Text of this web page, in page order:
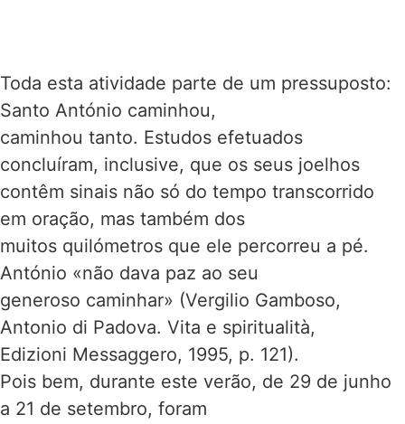
Toda esta atividade parte de um pressuposto:
Santo António caminhou,
caminhou tanto. Estudos efetuados
concluíram, inclusive, que os seus joelhos
contêm sinais não só do tempo transcorrido
em oração, mas também dos
muitos quilómetros que ele percorreu a pé.
António «não dava paz ao seu
generoso caminhar» (Vergilio Gamboso,
Antonio di Padova. Vita e spiritualità,
Edizioni Messaggero, 1995, p. 121).
Pois bem, durante este verão, de 29 de junho
a 21 de setembro, foram